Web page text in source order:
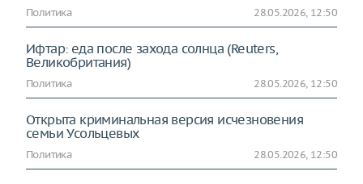
Политика 28.05.2026, 12:50
Ифтар: еда после захода солнца (Reuters,
Великобритания)
Политика 28.05.2026, 12:50
Открыта криминальная версия исчезновения
семьи Усольцевых
Политика 28.05.2026, 12:50